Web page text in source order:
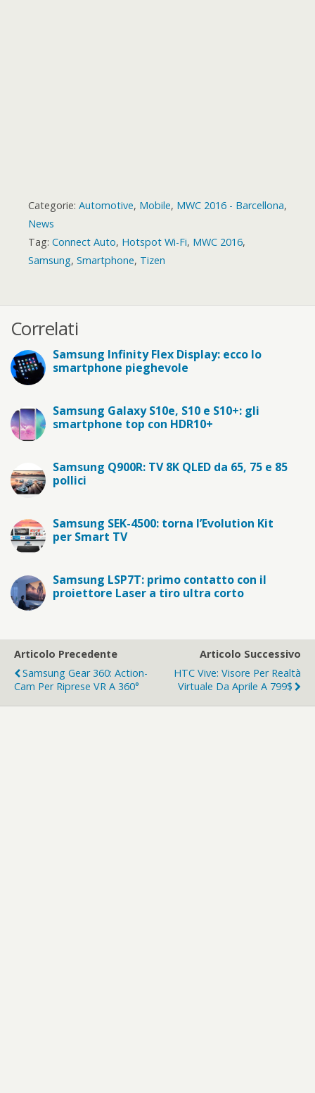
Categorie: Automotive, Mobile, MWC 2016 - Barcellona,
News
Tag: Connect Auto, Hotspot Wi-Fi, MWC 2016,
Samsung, Smartphone, Tizen
Correlati
Samsung Infinity Flex Display: ecco lo
smartphone pieghevole
Samsung Galaxy S10e, S10 e S10+: gli
smartphone top con HDR10+
Samsung Q900R: TV 8K QLED da 65, 75 e 85
pollici
Samsung SEK-4500: torna l’Evolution Kit
per Smart TV
Samsung LSP7T: primo contatto con il
proiettore Laser a tiro ultra corto
Articolo Precedente
Samsung Gear 360: Action-
Cam Per Riprese VR A 360°
Articolo Successivo
HTC Vive: Visore Per Realtà
Virtuale Da Aprile A 799$